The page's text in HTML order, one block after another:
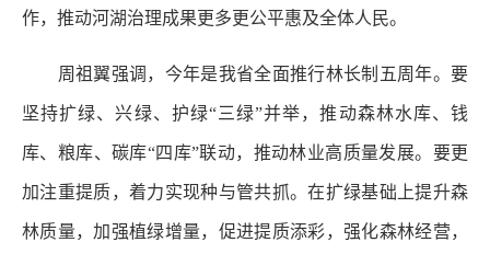
作，推动河湖治理成果更多更公平惠及全体人民。
周祖翼强调，今年是我省全面推行林长制五周年。要
坚持扩绿、兴绿、护绿“三绿”并举，推动森林水库、钱
库、粮库、碳库“四库”联动，推动林业高质量发展。要更
加注重提质，着力实现种与管共抓。在扩绿基础上提升森
林质量，加强植绿增量，促进提质添彩，强化森林经营，